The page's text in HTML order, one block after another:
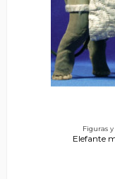
Figuras
Elefante